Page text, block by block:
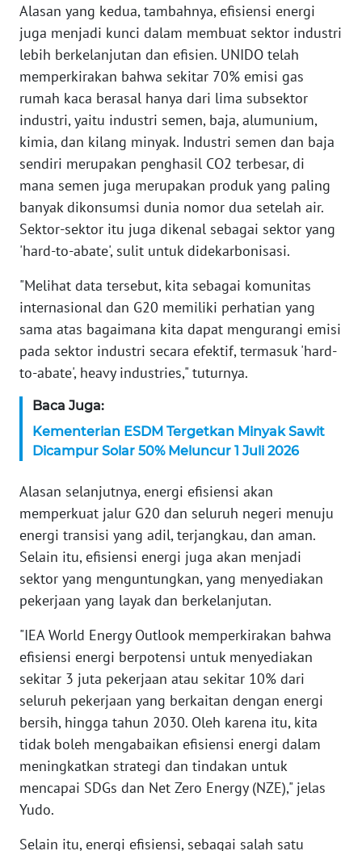
Alasan yang kedua, tambahnya, efisiensi energi
juga menjadi kunci dalam membuat sektor industri
lebih berkelanjutan dan efisien. UNIDO telah
memperkirakan bahwa sekitar 70% emisi gas
rumah kaca berasal hanya dari lima subsektor
industri, yaitu industri semen, baja, alumunium,
kimia, dan kilang minyak. Industri semen dan baja
sendiri merupakan penghasil CO2 terbesar, di
mana semen juga merupakan produk yang paling
banyak dikonsumsi dunia nomor dua setelah air.
Sektor-sektor itu juga dikenal sebagai sektor yang
'hard-to-abate', sulit untuk didekarbonisasi.
"Melihat data tersebut, kita sebagai komunitas
internasional dan G20 memiliki perhatian yang
sama atas bagaimana kita dapat mengurangi emisi
pada sektor industri secara efektif, termasuk 'hard-
to-abate', heavy industries," tuturnya.
Baca Juga:
Kementerian ESDM Tergetkan Minyak Sawit
Dicampur Solar 50% Meluncur 1 Juli 2026
Alasan selanjutnya, energi efisiensi akan
memperkuat jalur G20 dan seluruh negeri menuju
energi transisi yang adil, terjangkau, dan aman.
Selain itu, efisiensi energi juga akan menjadi
sektor yang menguntungkan, yang menyediakan
pekerjaan yang layak dan berkelanjutan.
"IEA World Energy Outlook memperkirakan bahwa
efisiensi energi berpotensi untuk menyediakan
sekitar 3 juta pekerjaan atau sekitar 10% dari
seluruh pekerjaan yang berkaitan dengan energi
bersih, hingga tahun 2030. Oleh karena itu, kita
tidak boleh mengabaikan efisiensi energi dalam
meningkatkan strategi dan tindakan untuk
mencapai SDGs dan Net Zero Energy (NZE)," jelas
Yudo.
Selain itu, energi efisiensi, sebagai salah satu
WN
BARAT
WN
RIAU
WN
SERAMBI
WN
JAMBI
SULTRA
WN
NTB
SULTENG
WN
BABEL
WN
SUMBAR
SUMSEL
WN
BENGKULU
WN
LAMPUNG